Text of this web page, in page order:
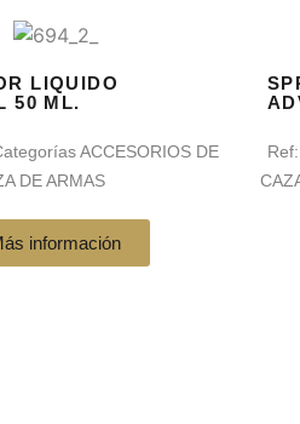
LIQUIDO
50 ML.
ACCESORIOS DE
DE ARMAS
información